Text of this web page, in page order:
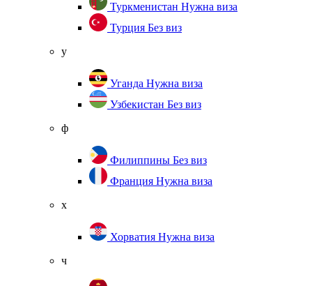
Туркменистан Нужна виза
Турция Без виз
у
Уганда Нужна виза
Узбекистан Без виз
ф
Филиппины Без виз
Франция Нужна виза
х
Хорватия Нужна виза
ч